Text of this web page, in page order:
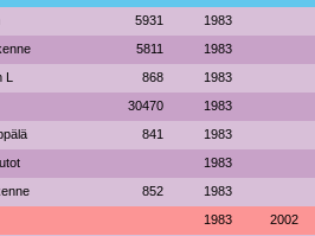
5931 1983
5811 1983
L 868 1983
30470 1983
841 1983
1983
852 1983
1983 2002